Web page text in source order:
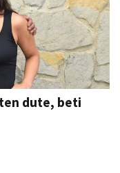
dute, beti